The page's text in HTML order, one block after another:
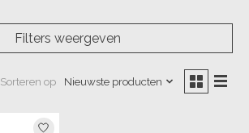
Filters weergeven
Sorteren op Nieuwste producten